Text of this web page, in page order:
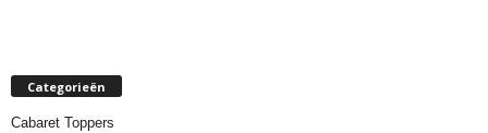
Categorieën
Cabaret Toppers